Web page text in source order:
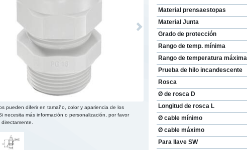
Next
pueden diferir en tamaño, color y apariencia de los
necesita más información o personalización, por favor
Material prensaestopas
Material Junta
Grado de protección
Rango de temp. mínima
Rango de temperatura máxima
Prueba de hilo incandescente
Rosca
Ø de rosca D
Longitud de rosca L
Ø cable mínimo
Ø cable máximo
Para llave SW